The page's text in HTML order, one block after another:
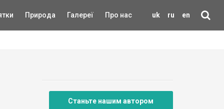
uk ru en
Природа Галереї Про нас
Станьте нашим автором